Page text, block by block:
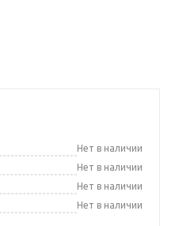
Нет в наличии
Нет в наличии
Нет в наличии
Нет в наличии